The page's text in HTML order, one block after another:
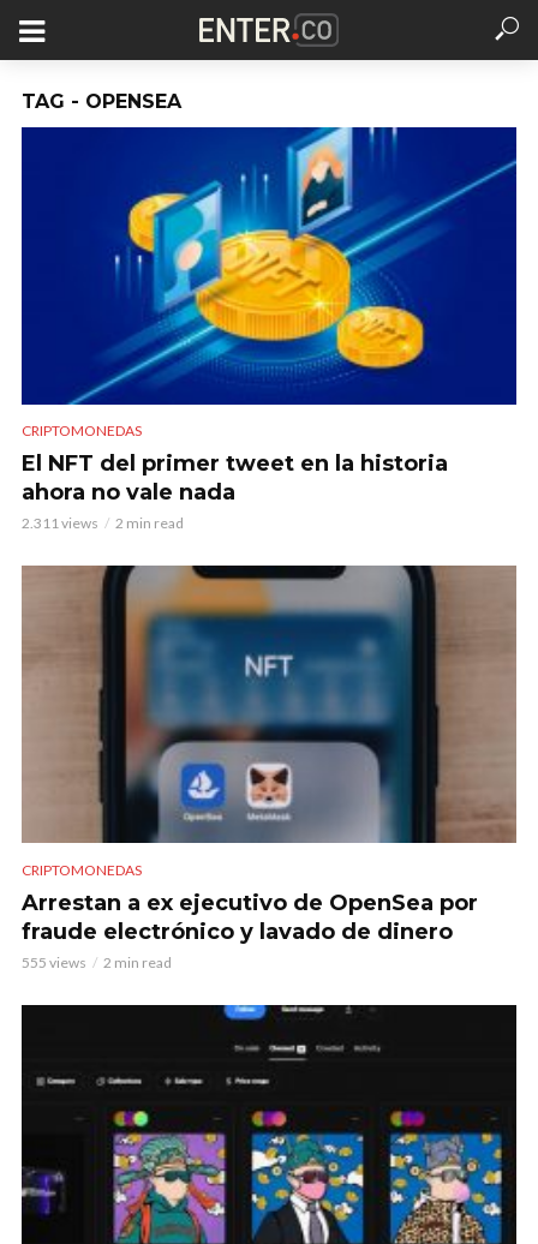
TAG - OPENSEA
CRIPTOMONEDAS
El NFT del primer tweet en la historia
ahora no vale nada
2.311 views 2 min read
CRIPTOMONEDAS
Arrestan a ex ejecutivo de OpenSea por
fraude electrónico y lavado de dinero
555 views 2 min read